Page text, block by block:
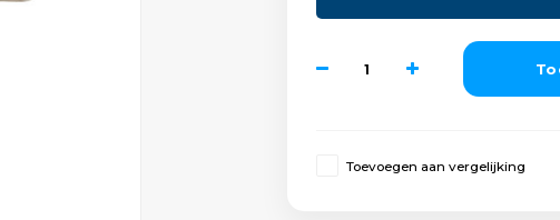
Toevoegen aan vergelijking